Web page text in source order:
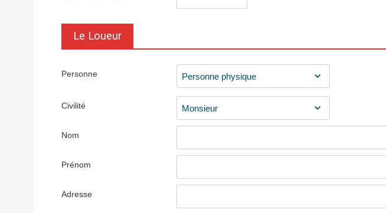
Le Loueur
Personne
Civilité
Nom
Prénom
Adresse